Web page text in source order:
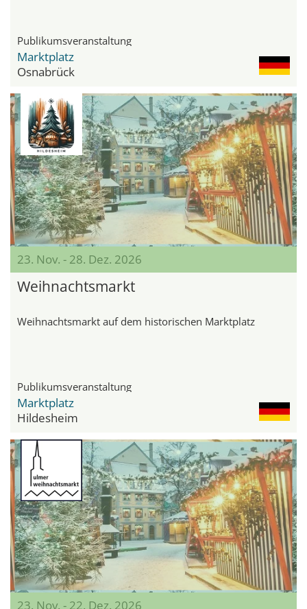
Publikumsveranstaltung
Marktplatz
Osnabrück
23. Nov. - 28. Dez. 2026
Weihnachtsmarkt
Weihnachtsmarkt auf dem historischen Marktplatz
Publikumsveranstaltung
Marktplatz
Hildesheim
23. Nov. - 22. Dez. 2026